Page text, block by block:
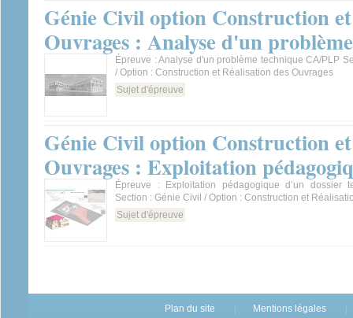
Génie Civil option Construction
Ouvrages : Analyse d'un
Épreuve : Analyse d'un problème technique CA/PLP
/ Option : Construction et Réalisation des Ouvrages
Sujet d'épreuve
Génie Civil option Construction
Ouvrages : Exploitation
Épreuve : Exploitation pédagogique d’un dossier
Section : Génie Civil / Option : Construction et
Sujet d'épreuve
Plan du site Mentions légales